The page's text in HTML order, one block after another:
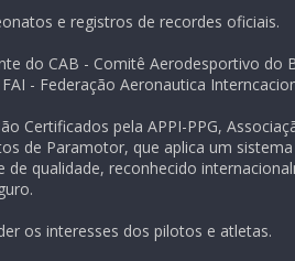
e registros de recordes oficiais.
do CAB - Comitê Aerodesportivo do
- Federação Aeronautica
Certificados pela APPI-PPG,
de Paramotor, que aplica um sistema
de qualidade, reconhecido
os interesses dos pilotos e atletas.